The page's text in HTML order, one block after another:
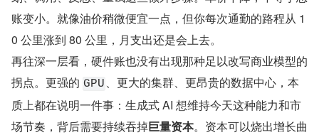
账变小。就像油价稍微便宜一点，但你每次通勤的路程从 1
0 公里涨到 80 公里，月支出还是会上去。
再往深一层看，硬件账也没有出现那种足以改写商业模型的
拐点。更强的 GPU
、更大的集群、更昂贵的数据中心，本
质上都在说明一件事：生成式 AI 想维持今天这种能力和市
场节奏，背后需要持续吞掉​巨量资本​。资本可以烧出增长曲